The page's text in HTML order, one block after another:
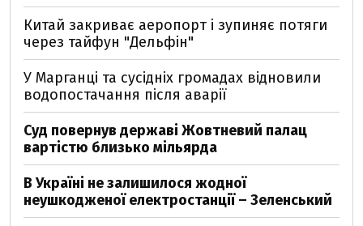
Китай закриває аеропорт і зупиняє потяги
через тайфун "Дельфін"
У Марганці та сусідніх громадах відновили
водопостачання після аварії
Суд повернув державі Жовтневий палац
вартістю близько мільярда
В Україні не залишилося жодної
неушкодженої електростанції – Зеленський